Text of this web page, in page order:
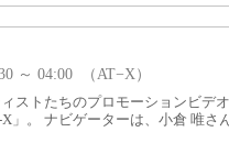
～ 04:00 （AT−X）
ストたちのプロモーションビデ
」。 ナビゲーターは、小倉 唯さ